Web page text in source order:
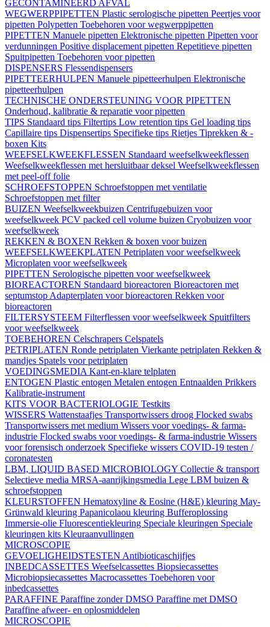
GECONTAMINEERD AFVAL
WEGWERPPIPETTEN Plastic serologische pipetten Peertjes voor
pipetten Polypetten Toebehoren voor wegwerppipetten
PIPETTEN Manuele pipetten Elektronische pipetten Pipetten voor
verdunningen Positive displacement pipetten Repetitieve pipetten
Spuitpipetten Toebehoren voor pipetten
DISPENSERS Flessendispensers
PIPETTEERHULPEN Manuele pipetteerhulpen Elektronische
pipetteerhulpen
TECHNISCHE ONDERSTEUNING VOOR PIPETTEN
Onderhoud, kalibratie & reparatie voor pipetten
TIPS Standaard tips Filtertips Low retention tips Gel loading tips
Capillaire tips Dispensertips Specifieke tips Rietjes Tiprekken & -
boxen Kits
WEEFSELKWEEKFLESSEN Standaard weefselkweekflessen
Weefselkweekflessen met hersluitbaar deksel Weefselkweekflessen
met peel-off folie
SCHROEFSTOPPEN Schroefstoppen met ventilatie
Schroefstoppen met filter
BUIZEN Weefselkweekbuizen Centrifugebuizen voor
weefselkweek PCV packed cell volume buizen Cryobuizen voor
weefselkweek
REKKEN & BOXEN Rekken & boxen voor buizen
WEEFSELKWEEKPLATEN Petriplaten voor weefselkweek
Microplaten voor weefselkweek
PIPETTEN Serologische pipetten voor weefselkweek
BIOREACTOREN Standaard bioreactoren Bioreactoren met
septumstop Adapterplaten voor bioreactoren Rekken voor
bioreactoren
FILTERSYSTEEM Filterflessen voor weefselkweek Spuitfilters
voor weefselkweek
TOEBEHOREN Celschrapers Celspatels
PETRIPLATEN Ronde petriplaten Vierkante petriplaten Rekken &
mandjes Spatels voor petriplaten
VOEDINGSMEDIA Kant-en-klare telplaten
ENTOGEN Plastic entogen Metalen entogen Entnaalden Prikkers
Kalibratie-instrument
KITS VOOR BACTERIOLOGIE Testkits
WISSERS Wattenstaafjes Transportwissers droog Flocked swabs
Transportwissers met medium Wissers voor voedings- & farma-
industrie Flocked swabs voor voedings- & farma-industrie Wissers
voor forensisch onderzoek Specifieke wissers COVID-19 testen /
coronatesten
LBM, LIQUID BASED MICROBIOLOGY Collectie & transport
Selectieve media MRSA-aanrijkingsmedia Lege LBM buizen &
schroefstoppen
KLEURSTOFFEN Hematoxyline & Eosine (H&E) kleuring May-
Grünwald kleuring Papanicolaou kleuring Bufferoplossing
Immersie-olie Fluorescentiekleuring Speciale kleuringen Speciale
kleuringen kits Kleuraanvullingen
MICROSCOPIE
GEVOELIGHEIDSTESTEN Antibioticaschijfjes
INBEDCASSETTES Weefselcassettes Biopsiecassettes
Microbiopsiecassettes Macrocassettes Toebehoren voor
inbedcassettes
PARAFFINE Paraffine zonder DMSO Paraffine met DMSO
Paraffine afweer- en oplosmiddelen
MICROSCOPIE